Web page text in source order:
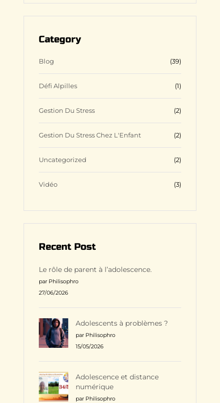
r
m
o l e
Category
Blog (39)
Défi Alpilles (1)
Gestion Du Stress (2)
Gestion Du Stress Chez L'Enfant (2)
Uncategorized (2)
Vidéo (3)
Recent Post
Le rôle de parent à l’adolescence.
par Philisophro
27/06/2026
Adolescents à problèmes ?
par Philisophro
15/05/2026
Adolescence et distance
numérique
par Philisophro